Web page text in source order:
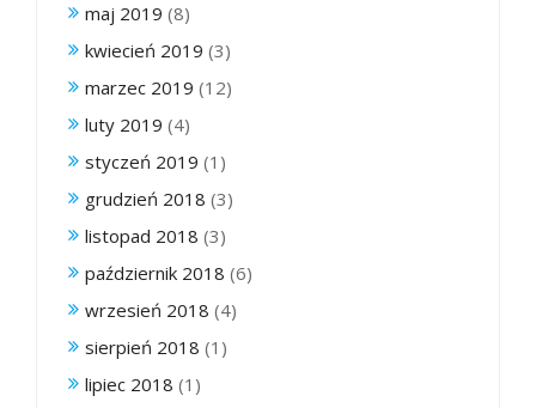
maj 2019 (8)
kwiecień 2019 (3)
marzec 2019 (12)
luty 2019 (4)
styczeń 2019 (1)
grudzień 2018 (3)
listopad 2018 (3)
październik 2018 (6)
wrzesień 2018 (4)
sierpień 2018 (1)
lipiec 2018 (1)